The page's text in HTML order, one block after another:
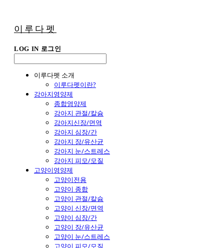
이루다펫
LOG IN 로그인
이루다펫 소개
이루다펫이란?
강아지영양제
종합영양제
강아지 관절/칼슘
강아지신장/면역
강아지 심장/간
강아지 장/유산균
강아지 눈/스트레스
강아지 피모/모질
고양이영양제
고양이전용
고양이 종합
고양이 관절/칼슘
고양이 신장/면역
고양이 심장/간
고양이 장/유산균
고양이 눈/스트레스
고양이 피모/모질